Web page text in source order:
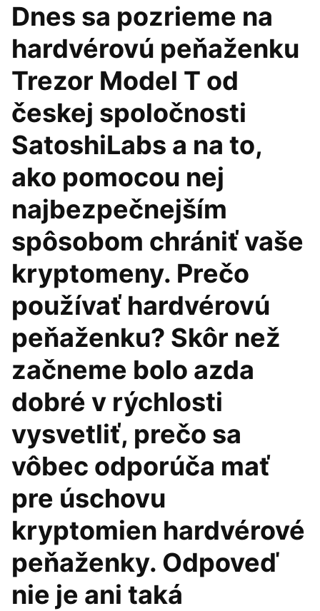
Dnes sa pozrieme na
hardvérovú peňaženku
Trezor Model T od
českej spoločnosti
SatoshiLabs a na to,
ako pomocou nej
najbezpečnejším
spôsobom chrániť vaše
kryptomeny. Prečo
používať hardvérovú
peňaženku? Skôr než
začneme bolo azda
dobré v rýchlosti
vysvetliť, prečo sa
vôbec odporúča mať
pre úschovu
kryptomien hardvérové
peňaženky. Odpoveď
nie je ani taká